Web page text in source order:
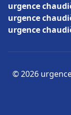
urgence
urgence
urgence
© 2026